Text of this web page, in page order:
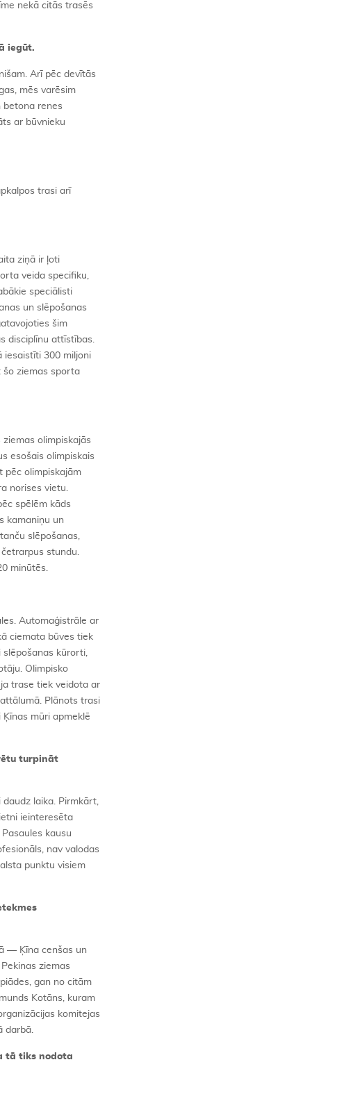
nekā citās trasēs
iegūt.
Arī pēc devītās
mēs varēsim
betona renes
ar būvnieku
trasi arī
ziņā ir ļoti
veida specifiku,
speciālisti
un slēpošanas
šim
disciplīnu attīstības.
iesaistīti 300 miljoni
šo ziemas sporta
olimpiskajās
esošais olimpiskais
pēc olimpiskajām
norises vietu.
spēlēm kāds
kamaniņu un
slēpošanas,
stundu.
minūtēs.
Automaģistrāle ar
ciemata būves tiek
slēpošanas kūrorti,
Olimpisko
trase tiek veidota ar
Plānots trasi
mūri apmeklē
turpināt
laika. Pirmkārt,
ieinteresēta
kausu
nav valodas
punktu visiem
— Ķīna cenšas un
ziemas
gan no citām
Kotāns, kuram
komitejas
darbā.
tā tiks nodota